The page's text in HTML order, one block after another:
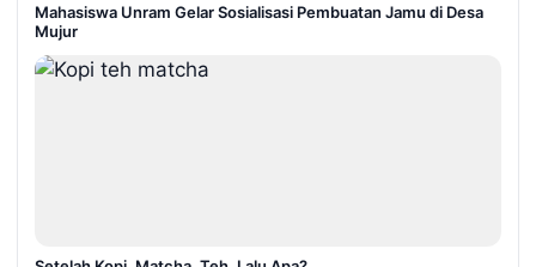
Mahasiswa Unram Gelar Sosialisasi Pembuatan Jamu di Desa
Mujur